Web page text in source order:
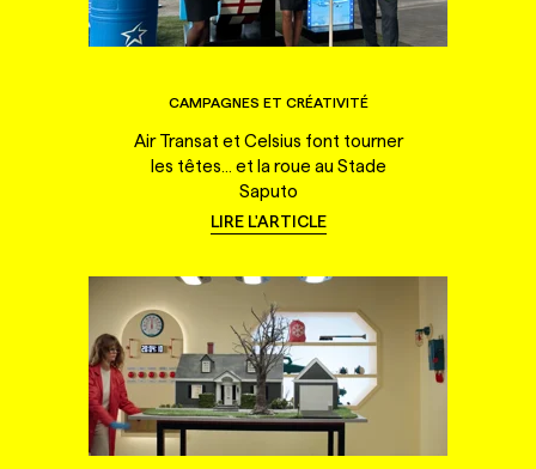
CAMPAGNES ET CRÉATIVITÉ
Air Transat et Celsius font tourner
les têtes... et la roue au Stade
Saputo
LIRE L'ARTICLE